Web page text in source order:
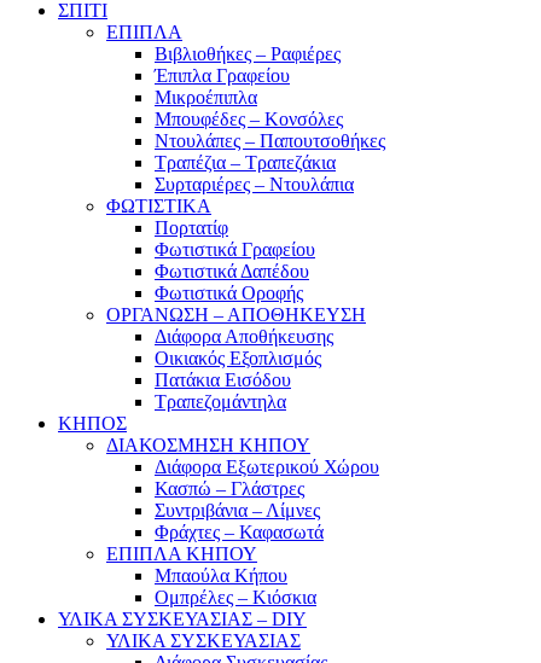
ΣΠΙΤΙ
ΕΠΙΠΛΑ
Βιβλιοθήκες – Ραφιέρες
Έπιπλα Γραφείου
Μικροέπιπλα
Μπουφέδες – Κονσόλες
Ντουλάπες – Παπουτσοθήκες
Τραπέζια – Τραπεζάκια
Συρταριέρες – Ντουλάπια
ΦΩΤΙΣΤΙΚΑ
Πορτατίφ
Φωτιστικά Γραφείου
Φωτιστικά Δαπέδου
Φωτιστικά Οροφής
ΟΡΓΑΝΩΣΗ – ΑΠΟΘΗΚΕΥΣΗ
Διάφορα Αποθήκευσης
Οικιακός Εξοπλισμός
Πατάκια Εισόδου
Τραπεζομάντηλα
ΚΗΠΟΣ
ΔΙΑΚΟΣΜΗΣΗ ΚΗΠΟΥ
Διάφορα Εξωτερικού Χώρου
Κασπώ – Γλάστρες
Συντριβάνια – Λίμνες
Φράχτες – Καφασωτά
ΕΠΙΠΛΑ ΚΗΠΟΥ
Μπαούλα Κήπου
Ομπρέλες – Κιόσκια
ΥΛΙΚΑ ΣΥΣΚΕΥΑΣΙΑΣ – DIY
ΥΛΙΚΑ ΣΥΣΚΕΥΑΣΙΑΣ